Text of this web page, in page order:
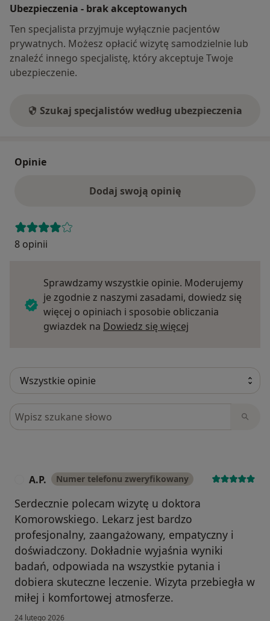
Ubezpieczenia - brak akceptowanych
Ten specjalista przyjmuje wyłącznie pacjentów
prywatnych. Możesz opłacić wizytę samodzielnie lub
znaleźć innego specjalistę, który akceptuje Twoje
ubezpieczenie.
Szukaj specjalistów według ubezpieczenia
Opinie
Dodaj swoją opinię
8 opinii
Sprawdzamy wszystkie opinie. Moderujemy
je zgodnie z naszymi zasadami, dowiedz się
więcej o opiniach i sposobie obliczania
gwiazdek na Dowiedz się więcej
Szukaj w opiniach
A.P. Numer telefonu zweryfikowany
Serdecznie polecam wizytę u doktora
Komorowskiego. Lekarz jest bardzo
profesjonalny, zaangażowany, empatyczny i
doświadczony. Dokładnie wyjaśnia wyniki
badań, odpowiada na wszystkie pytania i
dobiera skuteczne leczenie. Wizyta przebiegła w
miłej i komfortowej atmosferze.
24 lutego 2026